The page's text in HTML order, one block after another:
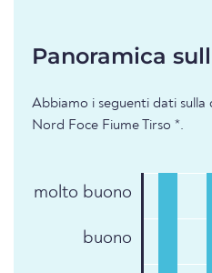
Panoramica
Abbiamo i seguenti dati sulla
Nord Foce Fiume Tirso *.
molto buono
buono